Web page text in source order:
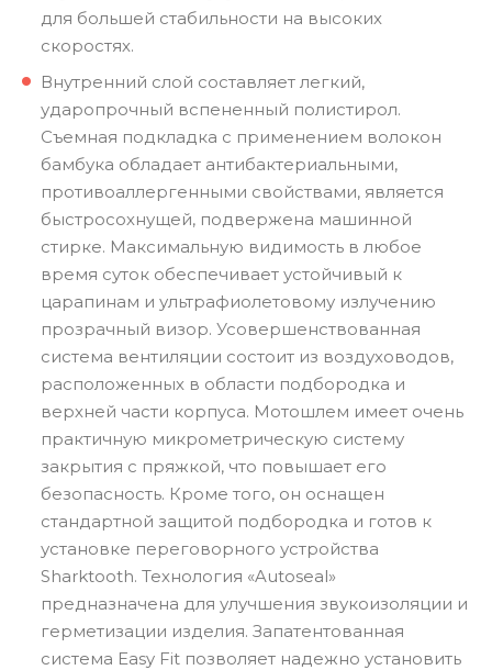
для большей стабильности на высоких
скоростях.
Внутренний слой составляет легкий,
ударопрочный вспененный полистирол.
Съемная подкладка с применением волокон
бамбука обладает антибактериальными,
противоаллергенными свойствами, является
быстросохнущей, подвержена машинной
стирке. Максимальную видимость в любое
время суток обеспечивает устойчивый к
царапинам и ультрафиолетовому излучению
прозрачный визор. Усовершенствованная
система вентиляции состоит из воздуховодов,
расположенных в области подбородка и
верхней части корпуса. Мотошлем имеет очень
практичную микрометрическую систему
закрытия с пряжкой, что повышает его
безопасность. Кроме того, он оснащен
стандартной защитой подбородка и готов к
установке переговорного устройства
Sharktooth. Технология «Autoseal»
предназначена для улучшения звукоизоляции и
герметизации изделия. Запатентованная
система Easy Fit позволяет надежно установить